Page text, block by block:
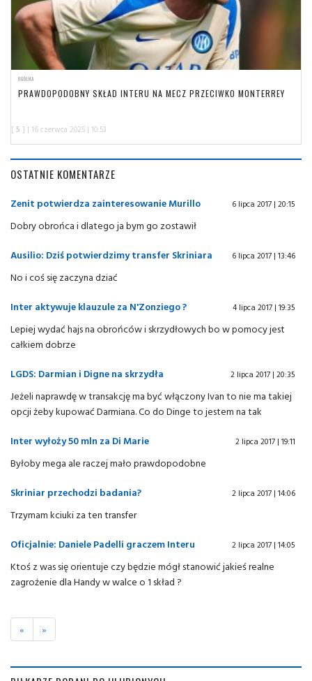
OGÓLNA
PRAWDOPODOBNY SKŁAD INTERU NA MECZ PRZECIWKO MONTERREY
[5 ] | 16 czerwca 2025 | 10:53
OSTATNIE KOMENTARZE
Zenit potwierdza zainteresowanie Murillo 6 lipca 2017 | 20:15
Dobry obrońca i dlatego ja bym go zostawił
Ausilio: Dziś potwierdzimy transfer Skriniara
6 lipca 2017 | 13:46
No i coś się zaczyna dziać
Inter aktywuje klauzule za N'Zonziego ?
4 lipca 2017 | 19:35
Lepiej wydać hajs na obrońców i skrzydłowych bo w pomocy jest
całkiem dobrze
LGDS: Darmian i Digne na skrzydła
2 lipca 2017 | 20:35
Jeżeli naprawdę w transakcję ma być włączony Ivan to nie ma takiej
opcji żeby kupować Darmiana. Co do Dinge to jestem na tak
Inter wyłoży 50 mln za Di Marie
2 lipca 2017 | 19:11
Byłoby mega ale raczej mało prawdopodobne
Skriniar przechodzi badania?
2 lipca 2017 | 14:06
Trzymam kciuki za ten transfer
Oficjalnie: Daniele Padelli graczem Interu
2 lipca 2017 | 14:05
Ktoś z was się orientuje czy będzie mógł stanowić jakieś realne
zagrożenie dla Handy w walce o 1 skład ?
« »